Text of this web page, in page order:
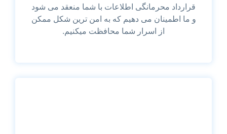
قرارداد محرمانگی اطلاعات با شما منعقد می شود
و ما اطمینان می دهیم که به امن ترین شکل ممکن
از اسرار شما محافظت میکنیم.